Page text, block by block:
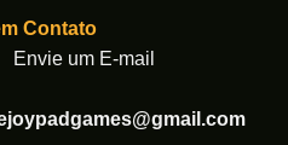
Contato
Envie um E-mail